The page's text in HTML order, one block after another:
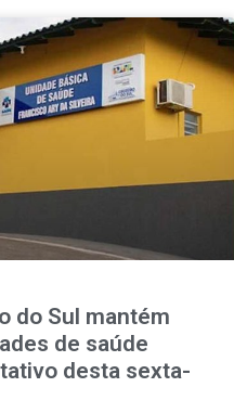
do Sul mantém
de saúde
desta sexta-